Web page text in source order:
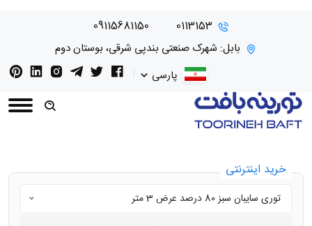
0113153
09115681150
بابل: شهرک صنعتی بندپی شرقی، بوستان دوم
پارسی
خرید اینترنتی
توری سایبان سبز 80 درصد عرض 3 متر